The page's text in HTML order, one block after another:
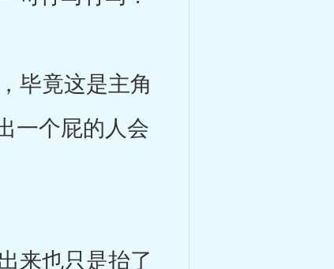
毕竟这是主角
一个屁的人会
来也只是抬了